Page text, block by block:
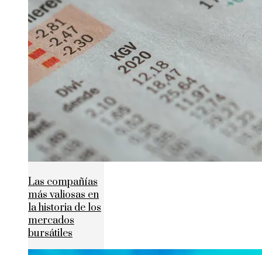
Las compañías
más valiosas en
la historia de los
mercados
bursátiles